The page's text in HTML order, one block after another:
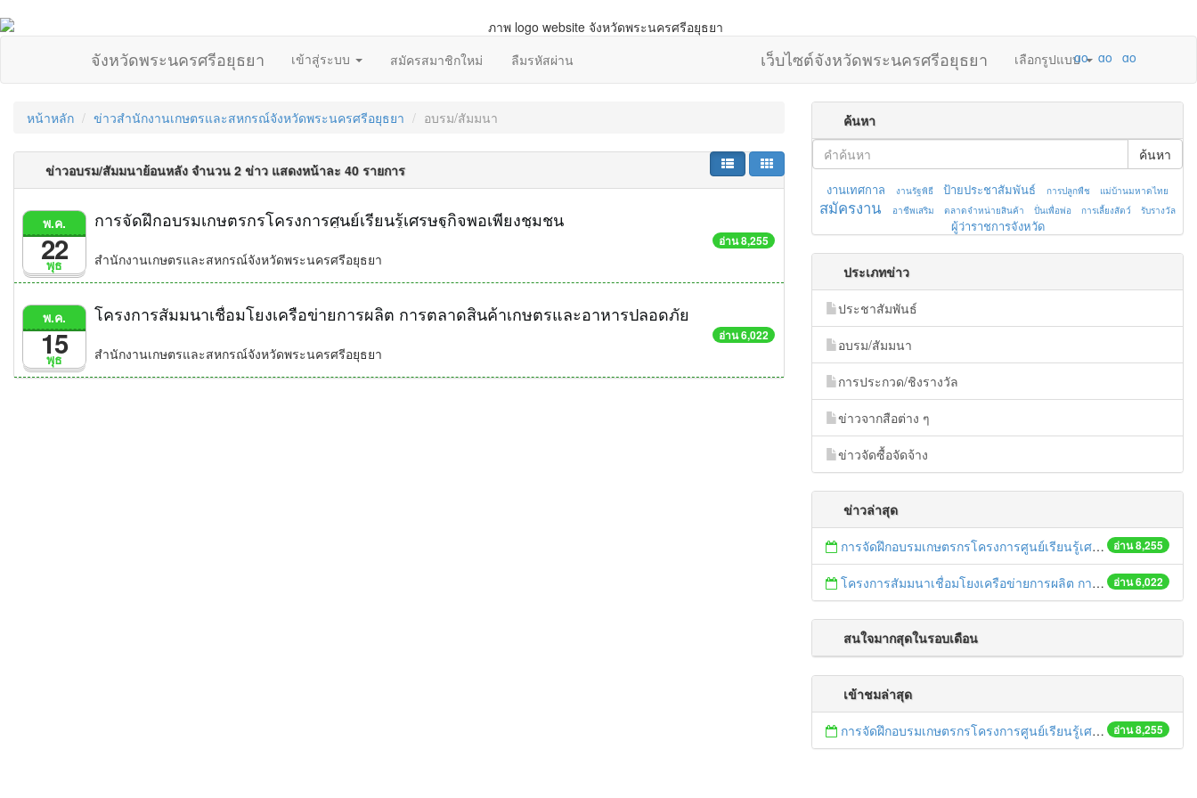
จังหวัดพระนครศรีอยุธยา เข้าสู่ระบบ สมัครสมาชิกใหม่ ลืมรหัสผ่าน เว็บไซต์จังหวัดพระนครศรีอยุธยา เลือกรูปแบบ
หน้าหลัก ข่าวสำนักงานเกษตรและสหกรณ์จังหวัดพระนครศรีอยุธยา อบรม/สัมมนา
ข่าวอบรม/สัมมนาย้อนหลัง จำนวน 2 ข่าว แสดงหน้าละ 40 รายการ
พุธ
พ.ค.
22
การจัดฝึกอบรมเกษตรกรโครงการศูนย์เรียนรู้เศรษฐกิจพอเพียงชุมชน
อ่าน 8,255
สำนักงานเกษตรและสหกรณ์จังหวัดพระนครศรีอยุธยา
พุธ
พ.ค.
15
โครงการสัมมนาเชื่อมโยงเครือข่ายการผลิต การตลาดสินค้าเกษตรและอาหารปลอดภัย
อ่าน 6,022
สำนักงานเกษตรและสหกรณ์จังหวัดพระนครศรีอยุธยา
ค้นหา
ค้นหา
งานเทศกาล งานรัฐพิธี ป้ายประชาสัมพันธ์ การปลูกพืช แม่บ้านมหาดไทย
สมัครงาน อาชีพเสริม ตลาดจำหน่ายสินค้า ปั่นเพื่อพ่อ การเลี้ยงสัตว์ รับรางวัล
ผู้ว่าราชการจังหวัด
ประเภทข่าว
ประชาสัมพันธ์
อบรม/สัมมนา
การประกวด/ชิงรางวัล
ข่าวจากสือต่าง ๆ
ข่าวจัดซื้อจัดจ้าง
ข่าวล่าสุด
อ่าน 8,255
การจัดฝึกอบรมเกษตรกรโครงการศูนย์เรียนรู้เศรษฐกิจพอเพียงชุมชน
อ่าน 6,022
โครงการสัมมนาเชื่อมโยงเครือข่ายการผลิต การตลาดสินค้าเกษตรและอาหารปลอดภัย
สนใจมากสุดในรอบเดือน
เข้าชมล่าสุด
อ่าน 8,255
การจัดฝึกอบรมเกษตรกรโครงการศูนย์เรียนรู้เศรษฐกิจพอเพียงชุมชน